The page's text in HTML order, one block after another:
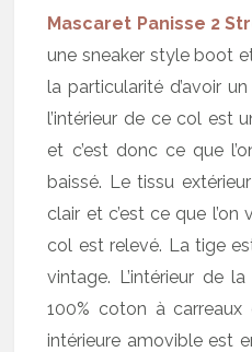
Mascaret Panisse 2
une sneaker style boot
la particularité d’avoir
l’intérieur de ce col est
et c’est donc ce que
baissé. Le tissu
clair et c’est ce que
col est relevé. La tige
vintage. L’intérieur de
100% coton à
intérieure amovible est